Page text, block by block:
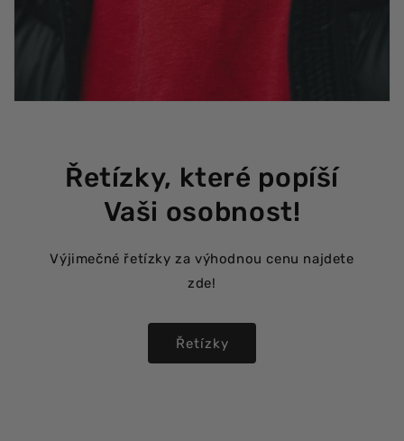
Řetízky, které popíší
Vaši osobnost!
Výjimečné řetízky za výhodnou cenu najdete
zde!
Řetízky